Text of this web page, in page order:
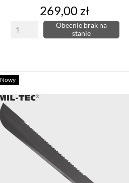
Cena
269,00 zł
Obecnie brak na
stanie
Nowy